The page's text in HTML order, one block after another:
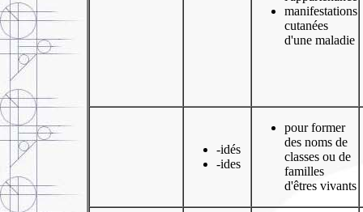
manifestations
cutanées
d'une maladie
-idés
-ides
pour former
des noms de
classes ou de
familles
d'êtres vivants